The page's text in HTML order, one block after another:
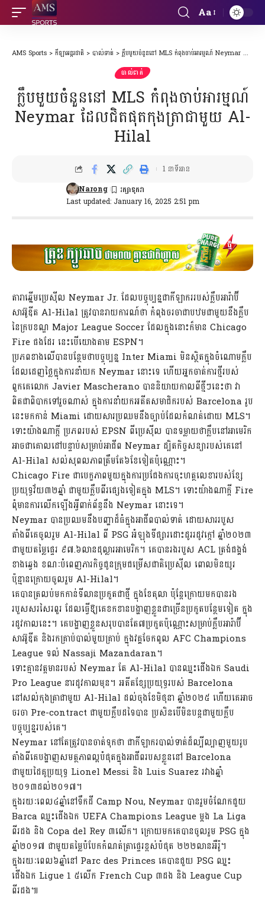
Font
Aa
AMS Sports > កីឡាអន្តរជាតិ > បាល់ទាត់ > ក្លឹបមួយចំនួននៅ MLS កំពុងចាប់អារម្មណ៍ Neymar ដែលជិតផុតកុងត្រាជាមួយ Al-Hilal
បាល់ទាត់
ក្លឹបមួយចំនួននៅ MLS កំពុងចាប់អារម្មណ៍
Neymar ដែលជិតផុតកុងត្រាជាមួយ Al-
Hilal
Last updated: January 16, 2025 2:51 pm
Narong
1 នាទីអាន
តារាឆ្នើមប្រេស៊ីល Neymar Jr. ដែលបច្ចុប្បន្នជាកីឡាកររបស់ក្លឹបអារ៉ាប៊ី
សាអ៊ូឌីត Al-Hilal ត្រូវបានរាយការណ៍ថា កំពុងចរចាជាបឋមជាមួយនឹងក្លឹប
នៃក្របខណ្ឌ Major League Soccer ដែលក្នុងនោះក៏មាន Chicago
Fire ផងដែរ នេះបើយោងតាម ESPN។
ប្រភពខាងលើបានបន្ថែមថាបច្ចុប្បន្ន Inter Miami មិនស្ថិតក្នុងចំណោមក្លឹប
ដែលដេញថ្លៃក្នុងការនាំយក Neymar នោះទេ ហើយអ្នកចាត់ការថ្មីរបស់
ពួកគេលោក Javier Mascherano បាននិយាយកាលពីថ្មីៗនេះថា វា
ពិតជាពិបាកទៅរួចណាស់ ក្នុងការនាំយកអតីតសមាជិករបស់ Barcelona រូប
នេះមកកាន់ Miami ដោយសារប្រឈមនឹងច្បាប់ដែលកំណត់ដោយ MLS។
ទោះយ៉ាងណាក្ដី ប្រភពរបស់ EPSN ពីប្រេស៊ីល បានទម្លាយថាក្លឹបនៅអាមេរិក
អាចជាគោលដៅបន្ទាប់សម្រាប់អាជីព Neymar ដ្បិតកិច្ចសន្យារបស់គេនៅ
Al-Hilal សល់សុពលភាពត្រឹមតែ៦ខែទៀតប៉ុណ្ណោះ។
Chicago Fire ជាបេក្ខភាពមួយក្នុងការប្រជែងការចុះហត្ថលេខារបស់ខ្សែ
ប្រយុទ្ធវ័យ៣២ឆ្នាំ ជាមួយក្លឹបពីរផ្សេងទៀតក្នុង MLS។ ទោះយ៉ាងណាក្ដី Fire
ពុំមានការលើកឡើងអ្វីពាក់ព័ន្ធនឹង Neymar នោះទេ។
Neymar បានប្រឈមនឹងបញ្ហាដ៏ធំក្នុងអាជីពបាល់ទាត់ ដោយសាររបួស
តាំងពីគេចូលរួម Al-Hilal ពី PSG អំឡុងទីផ្សារដោះដូររដូវក្ដៅ ឆ្នាំ២០២៣
ជាមួយតម្លៃផ្ទេរ ៩៧.៦លានដុល្លារអាមេរិក។ គេបានរងរបួស ACL ត្រង់ជង្គង់
ខាងឆ្វេង ខណៈបំពេញភារកិច្ចជូនក្រុមជម្រើសជាតិប្រេស៊ីល ពោលមិនយូរ
ប៉ុន្មានក្រោយចូលរួម Al-Hilal។
គេបានត្រលប់មកកាន់ទីលានប្រកួតជាថ្មី ក្នុងខែតុលា ប៉ុន្ដែក្រោយមកបានរង
របួសសរសៃរពួរ ដែលធ្វើឱ្យគេខកខានបង្ហាញខ្លួនជាច្រើនប្រកួតបន្ថែមទៀត ក្នុង
រដូវកាលនេះ។ គេបង្ហាញខ្លួនសរុបបានតែ៧ប្រកួតប៉ុណ្ណោះសម្រាប់ក្លឹបអារ៉ាប៊ី
សាអ៊ូឌីត និងរកគ្រាប់បាល់មួយគ្រាប់ ក្នុងវគ្គចែកពូល AFC Champions
League ទល់ Nassaji Mazandaran។
ទោះគ្មានវត្តមានរបស់ Neymar តែ Al-Hilal បានឈ្នះជើងឯក Saudi
Pro League នារដូវកាលមុន។ អតីតខ្សែប្រយុទ្ធរបស់ Barcelona
នៅសល់កុងត្រាជាមួយ Al-Hilal ដល់ចុងខែមិថុនា ឆ្នាំ២០២៥ ហើយគេអាច
ចរចា Pre-contract ជាមួយក្លឹបដទៃបាន ប្រសិនបើមិនបន្ដជាមួយក្លឹប
បច្ចុប្បន្នរបស់គេ។
Neymar នៅតែត្រូវបានចាត់ទុកថា ជាកីឡាករបាល់ទាត់ដ៏ល្បីល្បាញមួយរូប
តាំងពីគេបង្ហាញសមត្ថភាពល្អបំផុតក្នុងអាជីពរបសខ្លួននៅ Barcelona
ជាមួយដៃគូប្រយុទ្ធ Lionel Messi និង Luis Suarez រវាងឆ្នាំ
២០១៣ដល់២០១៧។
ក្នុងរយៈពេល៤ឆ្នាំនៅទឹកដី Camp Nou, Neymar បានរួមចំណែកជួយ
Barca ឈ្នះជើងឯក UEFA Champions League ម្ដង La Liga
ពីរដង និង Copa del Rey ៣លើក។ ក្រោយមកគេបានចូលរួម PSG ក្នុង
ឆ្នាំ២០១៧ ជាមួយតម្លៃបំបែកកំណត់ត្រាផ្ទេរខ្ពស់បំផុត ២២២លានអឺរ៉ូ។
ក្នុងរយៈពេល៦ឆ្នាំនៅ Parc des Princes គេបានជួយ PSG ឈ្នះ
ជើងឯក Ligue 1 ៥លើក French Cup ៣ដង និង League Cup
ពីរដង៕